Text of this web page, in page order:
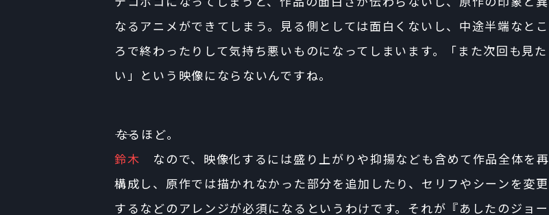
なるアニメができてしまう。見る側としては面白くないし、中途半端なとこ
ろで終わったりして気持ち悪いものになってしまいます。「また次回も見た
い」という映像にならないんですね。
――なるほど。
鈴木 なので、映像化するには盛り上がりや抑揚なども含めて作品全体を再
構成し、原作では描かれなかった部分を追加したり、セリフやシーンを変更
するなどのアレンジが必須になるというわけです。それが『あしたのジョー